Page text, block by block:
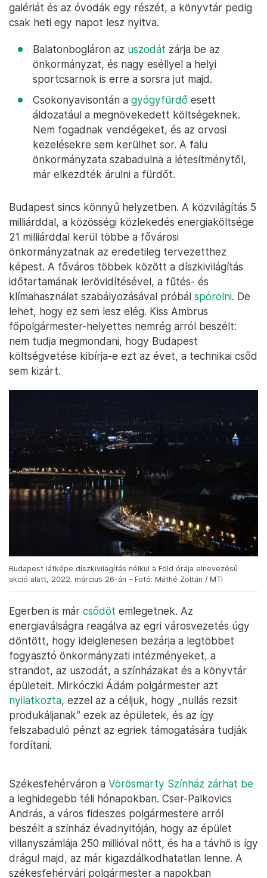
galériát és az óvodák egy részét, a könyvtár pedig
csak heti egy napot lesz nyitva.
Balatonbogláron az uszodát zárja be az
önkormányzat, és nagy eséllyel a helyi
sportcsarnok is erre a sorsra jut majd.
Csokonyavisontán a gyógyfürdő esett
áldozatául a megnövekedett költségeknek.
Nem fogadnak vendégeket, és az orvosi
kezelésekre sem kerülhet sor. A falu
önkormányzata szabadulna a létesítménytől,
már elkezdték árulni a fürdőt.
Budapest sincs könnyű helyzetben. A közvilágítás 5
milliárddal, a közösségi közlekedés energiaköltsége
21 milliárddal kerül többe a fővárosi
önkormányzatnak az eredetileg tervezetthez
képest. A főváros többek között a díszkivilágítás
időtartamának lerövidítésével, a fűtés- és
klímahasználat szabályozásával próbál spórolni. De
lehet, hogy ez sem lesz elég. Kiss Ambrus
főpolgármester-helyettes nemrég arról beszélt:
nem tudja megmondani, hogy Budapest
költségvetése kibírja-e ezt az évet, a technikai csőd
sem kizárt.
Budapest látképe díszkivilágítás nélkül a Föld órája elnevezésű
akció alatt, 2022. március 26-án – Fotó: Máthé Zoltán / MTI
Egerben is már csődöt emlegetnek. Az
energiaválságra reagálva az egri városvezetés úgy
döntött, hogy ideiglenesen bezárja a legtöbbet
fogyasztó önkormányzati intézményeket, a
strandot, az uszodát, a színházakat és a könyvtár
épületeit. Mirkóczki Ádám polgármester azt
nyilatkozta, ezzel az a céljuk, hogy „nullás rezsit
produkáljanak” ezek az épületek, és az így
felszabaduló pénzt az egriek támogatására tudják
fordítani.
Székesfehérváron a Vörösmarty Színház zárhat be
a leghidegebb téli hónapokban. Cser-Palkovics
András, a város fideszes polgármestere arról
beszélt a színház évadnyitóján, hogy az épület
villanyszámlája 250 millióval nőtt, és ha a távhő is így
drágul majd, az már kigazdálkodhatatlan lenne. A
székesfehérvári polgármester a napokban